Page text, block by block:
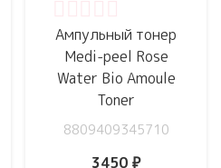
Ампульный тонер
Medi-peel Rose
Water Bio Amoule
Toner
8809409345710
3450 ₽